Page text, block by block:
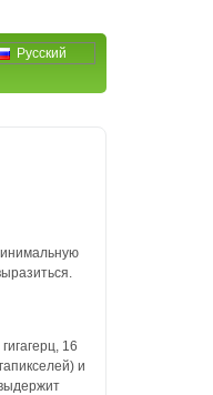
Русский
16
и